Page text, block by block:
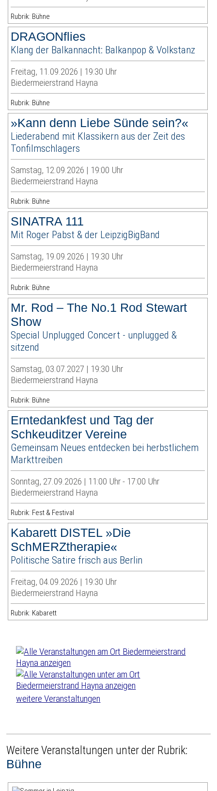
Rubrik: Bühne
DRAGONflies
Klang der Balkannacht: Balkanpop & Volkstanz
Freitag, 11.09.2026 | 19:30 Uhr
Biedermeierstrand Hayna
Rubrik: Bühne
»Kann denn Liebe Sünde sein?«
Liederabend mit Klassikern aus der Zeit des
Tonfilmschlagers
Samstag, 12.09.2026 | 19:00 Uhr
Biedermeierstrand Hayna
Rubrik: Bühne
SINATRA 111
Mit Roger Pabst & der LeipzigBigBand
Samstag, 19.09.2026 | 19:30 Uhr
Biedermeierstrand Hayna
Rubrik: Bühne
Mr. Rod – The No.1 Rod Stewart
Show
Special Unplugged Concert - unplugged &
sitzend
Samstag, 03.07.2027 | 19:30 Uhr
Biedermeierstrand Hayna
Rubrik: Bühne
Erntedankfest und Tag der
Schkeuditzer Vereine
Gemeinsam Neues entdecken bei herbstlichem
Markttreiben
Sonntag, 27.09.2026 | 11:00 Uhr - 17:00 Uhr
Biedermeierstrand Hayna
Rubrik: Fest & Festival
Kabarett DISTEL »Die
SchMERZtherapie«
Politische Satire frisch aus Berlin
Freitag, 04.09.2026 | 19:30 Uhr
Biedermeierstrand Hayna
Rubrik: Kabarett
weitere Veranstaltungen
Weitere Veranstaltungen unter der Rubrik:
Bühne